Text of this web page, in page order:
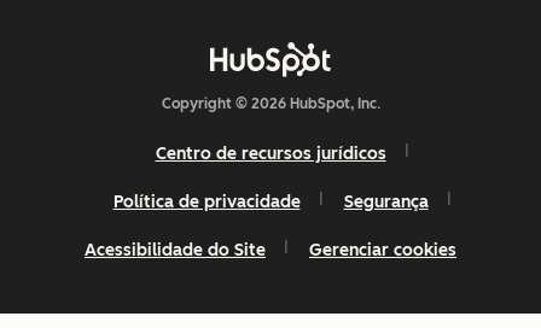
Copyright © 2026 HubSpot, Inc.
Centro de recursos jurídicos
Política de privacidade Segurança
Acessibilidade do Site Gerenciar cookies